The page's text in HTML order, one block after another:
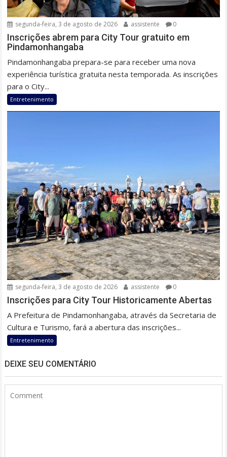
segunda-feira, 3 de agosto de 2026 assistente 0
Inscrições abrem para City Tour gratuito em
Pindamonhangaba
Pindamonhangaba prepara-se para receber uma nova
experiência turística gratuita nesta temporada. As inscrições
para o City...
Entretenimento
segunda-feira, 3 de agosto de 2026 assistente 0
Inscrições para City Tour Historicamente Abertas
A Prefeitura de Pindamonhangaba, através da Secretaria de
Cultura e Turismo, fará a abertura das inscrições...
Entretenimento
DEIXE SEU COMENTÁRIO